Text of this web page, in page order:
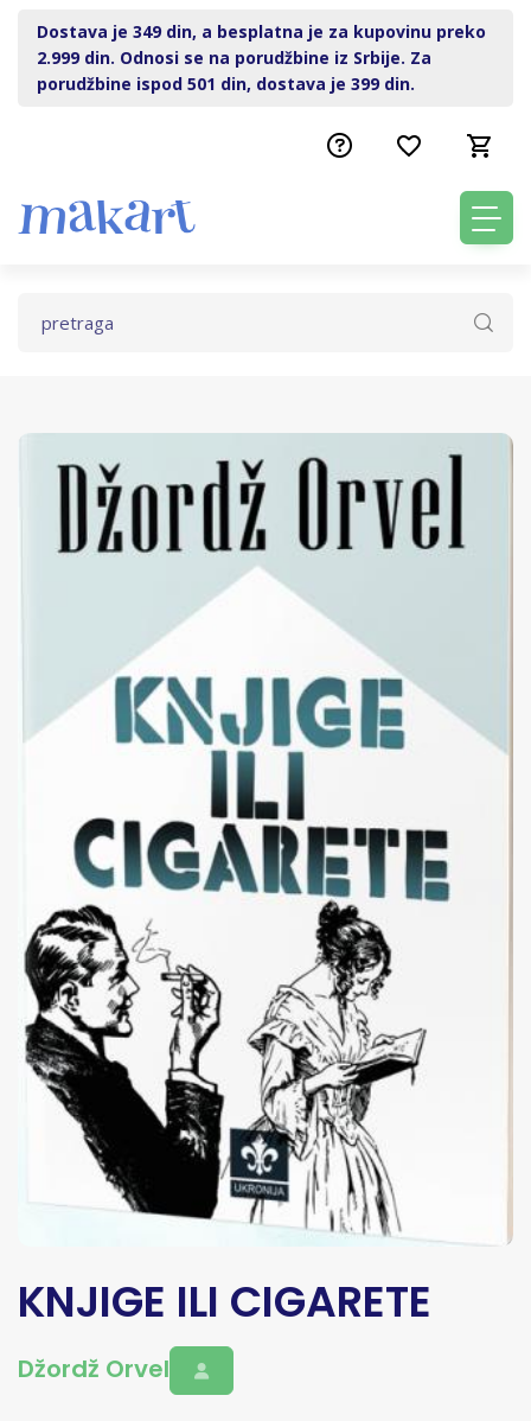
Dostava je 349 din, a besplatna je za kupovinu preko
2.999 din. Odnosi se na porudžbine iz Srbije. Za
porudžbine ispod 501 din, dostava je 399 din.
KNJIGE ILI CIGARETE
Džordž Orvel